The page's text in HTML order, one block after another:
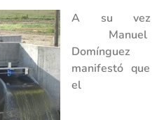
A su vez
Manuel
Domínguez
manifestó que
el